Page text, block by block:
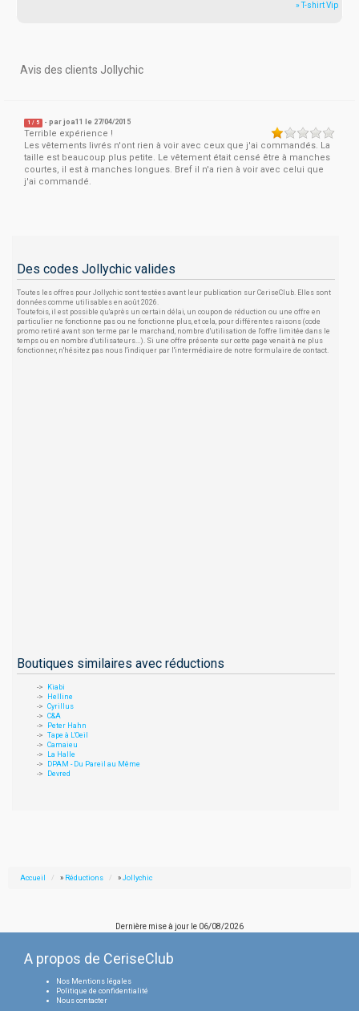
» T-shirt Vip
Avis des clients Jollychic
1 / 5 - parjoa11 le 27/04/2015
Terrible expérience !
Les vêtements livrés n'ont rien à voir avec ceux que j'ai commandés. La
taille est beaucoup plus petite. Le vêtement était censé être à manches
courtes, il est à manches longues. Bref il n'a rien à voir avec celui que
j'ai commandé.
Des codes Jollychic valides
Toutes les offres pour Jollychic sont testées avant leur publication sur CeriseClub. Elles sont
données comme utilisables en août 2026.
Toutefois, il est possible qu'après un certain délai, un coupon de réduction ou une offre en
particulier ne fonctionne pas ou ne fonctionne plus, et cela, pour différentes raisons (code
promo retiré avant son terme par le marchand, nombre d'utilisation de l'offre limitée dans le
temps ou en nombre d'utilisateurs...). Si une offre présente sur cette page venait à ne plus
fonctionner, n'hésitez pas nous l'indiquer par l'intermédiaire de notre formulaire de contact.
Boutiques similaires avec réductions
Kiabi
Helline
Cyrillus
C&A
Peter Hahn
Tape à L'Oeil
Camaieu
La Halle
DPAM - Du Pareil au Même
Devred
Accueil » Réductions » Jollychic
Dernière mise à jour le 06/08/2026
A propos de CeriseClub
Nos Mentions légales
Politique de confidentialité
Nous contacter